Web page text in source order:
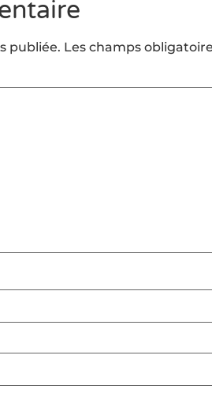
publiée. Les champs